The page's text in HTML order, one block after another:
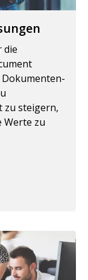
die
zu steigern,
Werte zu